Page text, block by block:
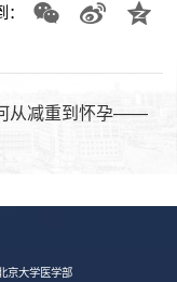
从减重到怀孕——
京大学医学部